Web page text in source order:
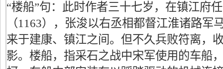
“楼船”句：此时作者三十七岁，在镇江府
（1163），张浚以右丞相都督江淮诸路军
来于建康、镇江之间。但不久兵败符离，
影。楼船，指采石之战中宋军使用的车船